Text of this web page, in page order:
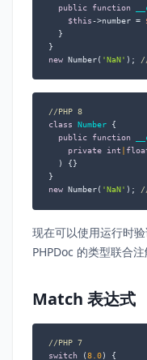
public
function
$this->number =
  }
new Number( 'NaN' );
//PHP 8
class
Number
{
public
function
private
int
)
{}
new Number( 'NaN' );
现在可以使用运行时
PHPDoc 的类型联合注
Match 表达式
//PHP 7
switch (8.0) {